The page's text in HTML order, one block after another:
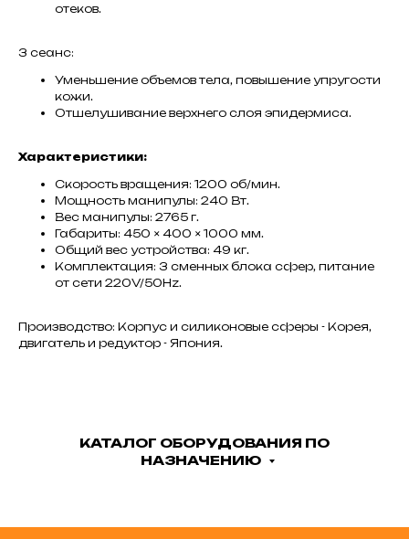
отеков.
3 сеанс:
Уменьшение объемов тела, повышение упругости
кожи.
Отшелушивание верхнего слоя эпидермиса.
Характеристики:
Скорость вращения: 1200 об/мин.
Мощность манипулы: 240 Вт.
Вес манипулы: 2765 г.
Габариты: 450 × 400 × 1000 мм.
Общий вес устройства: 49 кг.
Комплектация: 3 сменных блока сфер, питание
от сети 220V/50Hz.
Производство: Корпус и силиконовые сферы - Корея,
двигатель и редуктор - Япония.
КАТАЛОГ ОБОРУДОВАНИЯ ПО
НАЗНАЧЕНИЮ